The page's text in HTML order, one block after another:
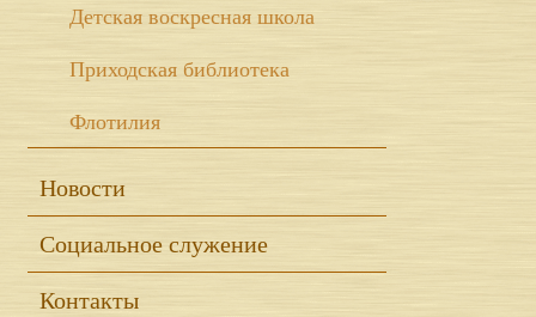
Детская воскресная школа
Приходская библиотека
Флотилия
Новости
Социальное служение
Контакты